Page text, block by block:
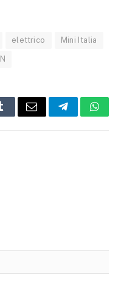
elettrico Mini Italia
TumblrEmail Telegram